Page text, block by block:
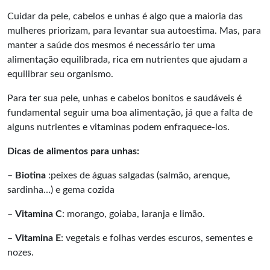
Cuidar da pele, cabelos e unhas é algo que a maioria das
mulheres priorizam, para levantar sua autoestima. Mas, para
manter a saúde dos mesmos é necessário ter uma
alimentação equilibrada, rica em nutrientes que ajudam a
equilibrar seu organismo.
Para ter sua pele, unhas e cabelos bonitos e saudáveis é
fundamental seguir uma boa alimentação, já que a falta de
alguns nutrientes e vitaminas podem enfraquece-los.
Dicas de alimentos para unhas:
– Biotina :peixes de águas salgadas (salmão, arenque,
sardinha…) e gema cozida
– Vitamina C: morango, goiaba, laranja e limão.
– Vitamina E: vegetais e folhas verdes escuros, sementes e
nozes.